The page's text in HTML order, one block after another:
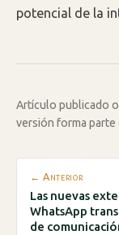
potencial de la
Artículo publicado
versión forma
← Anterior
Las nuevas
WhatsApp
de